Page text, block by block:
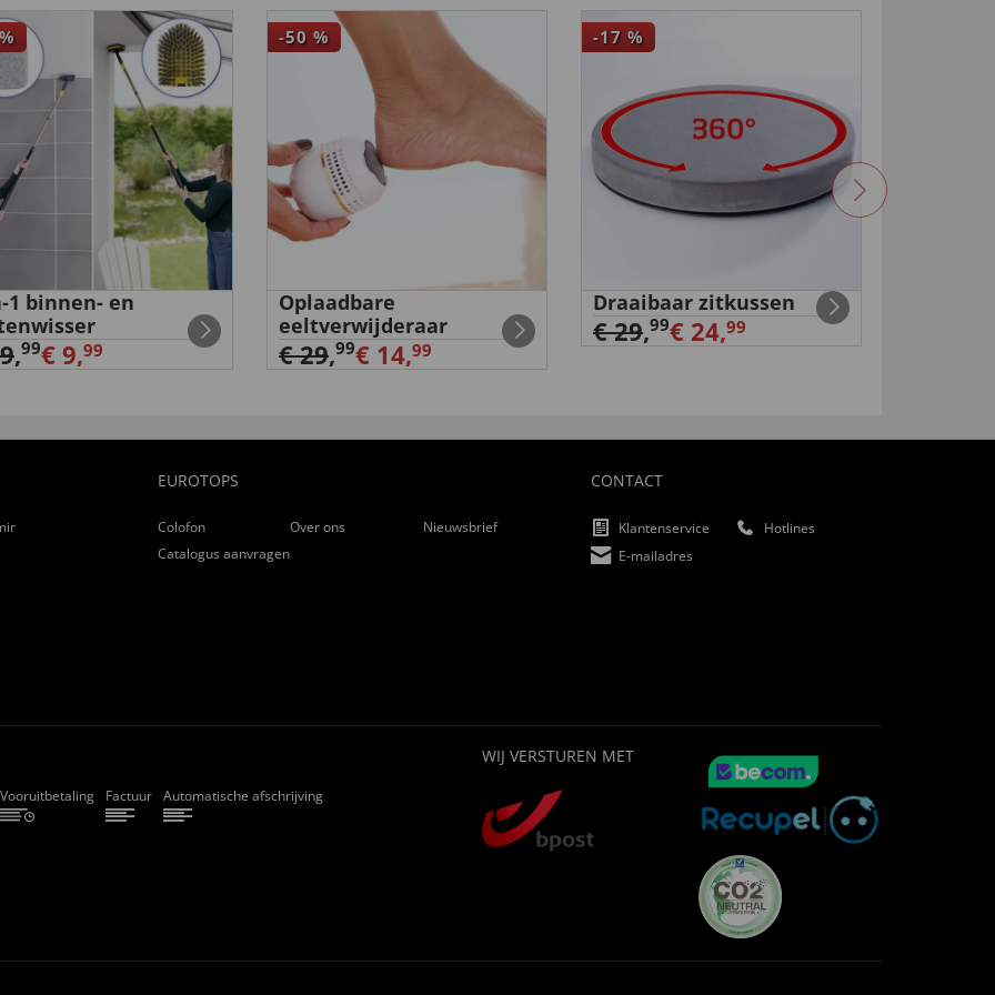
%
1 binnen- en
,99€ 9,99
-50 %
Oplaadbare
eeltverwijderaar
€ 29,99€ 14,99
-17 %
Draaibaar zitkussen
€ 29,99€ 24,99
EUROTOPS
Colofon Over ons
Nieuwsbrief
Catalogus aanvragen
CONTACT
Klantenservice
Hotlines
E-mailadres
Vooruitbetaling Factuur Automatische afschrijving
WIJ VERSTUREN MET